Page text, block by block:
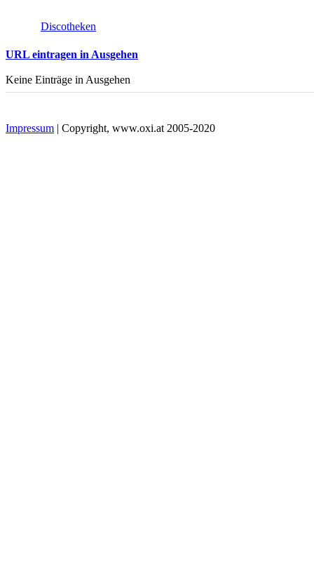
Discotheken
URL eintragen in Ausgehen
Keine Einträge in Ausgehen
Impressum | Copyright, www.oxi.at 2005-2020